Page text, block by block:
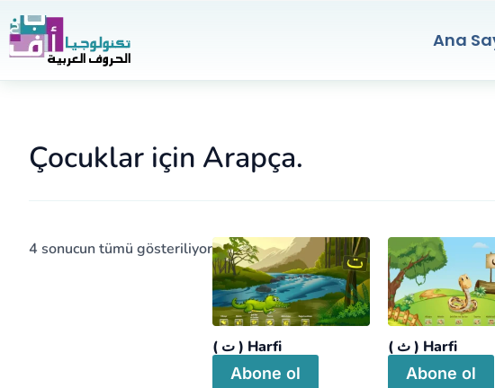
İçeriğe
atla
Ana
Çocuklar için Arapça.
4 sonucun tümü gösteriliyor
( ت ) Harfi
Abone ol
( ث ) Harfi
Abone ol